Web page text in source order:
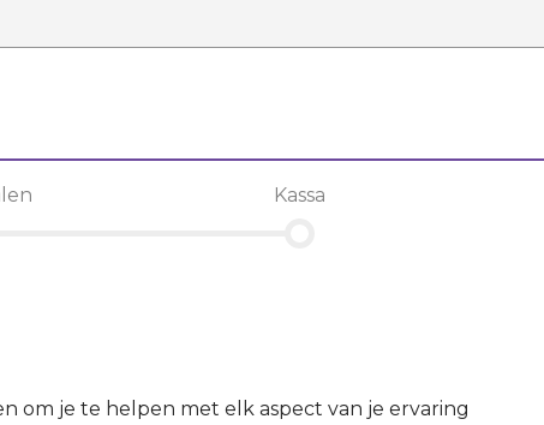
Kassa
om je te helpen met elk aspect van je ervaring